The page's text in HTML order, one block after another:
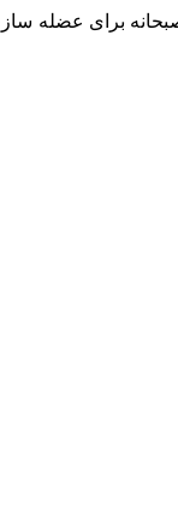
برای عضله